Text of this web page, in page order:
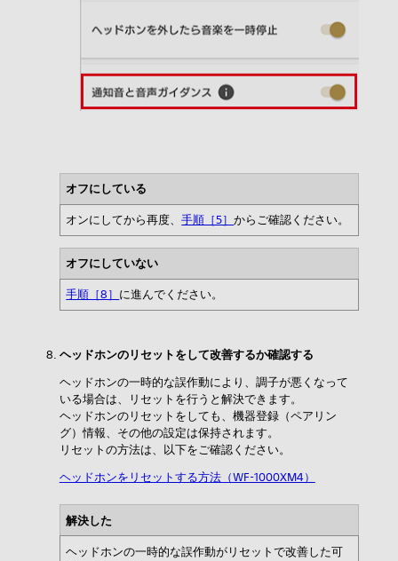
オフにしている
オンにしてから再度、手順［5］からご確認ください。
オフにしていない
手順［8］ に進んでください。
ヘッドホンのリセットをして改善するか確認する
ヘッドホンの一時的な誤作動により、調子が悪くなって
いる場合は、リセットを行うと解決できます。
ヘッドホンのリセットをしても、機器登録（ペアリン
グ）情報、その他の設定は保持されます。
リセットの方法は、以下をご確認ください。
ヘッドホンをリセットする方法（WF-1000XM4）
解決した
ヘッドホンの一時的な誤作動がリセットで改善した可